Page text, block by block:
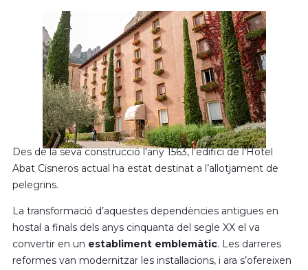
Des de la seva construcció l'any 1563, l’edifici de l’Hotel
Abat Cisneros actual ha estat destinat a l’allotjament de
pelegrins.
La transformació d’aquestes dependències antigues en
hostal a finals dels anys cinquanta del segle XX el va
convertir en un establiment emblemàtic. Les darreres
reformes van modernitzar les instal·lacions, i ara s’ofereixen